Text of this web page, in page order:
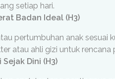
setiap hari.
Badan Ideal (H3)
pertumbuhan anak sesuai
atau ahli gizi untuk
Sejak Dini (H3)